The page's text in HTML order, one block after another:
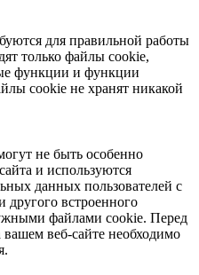
для правильной работы
только файлы cookie,
функции и функции
cookie не хранят никакой
не быть особенно
и используются
данных пользователей с
встроенного
файлами cookie. Перед
веб-сайте необходимо